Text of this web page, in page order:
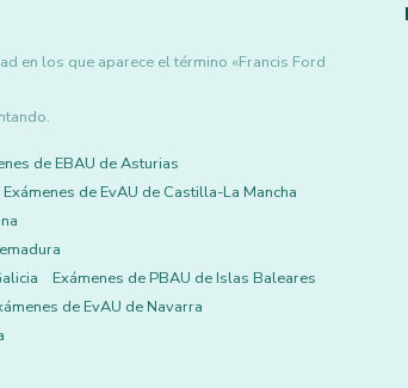
en los que aparece el término «Francis Ford
de EBAU de Asturias
Exámenes de EvAU de Castilla-La Mancha
Exámenes de PBAU de Islas Baleares
de EvAU de Navarra